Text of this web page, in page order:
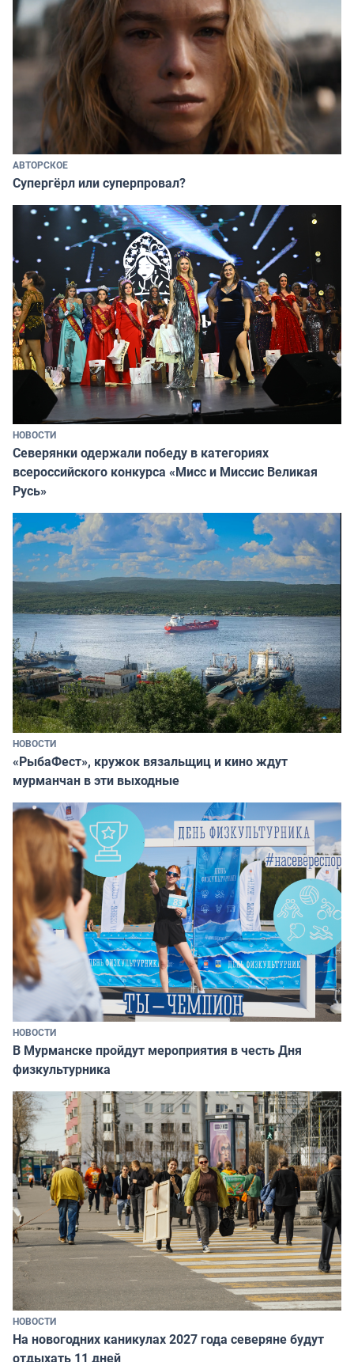
АВТОРСКОЕ
Супергёрл или суперпровал?
НОВОСТИ
Северянки одержали победу в категориях
всероссийского конкурса «Мисс и Миссис Великая
Русь»
НОВОСТИ
«РыбаФест», кружок вязальщиц и кино ждут
мурманчан в эти выходные
НОВОСТИ
В Мурманске пройдут мероприятия в честь Дня
физкультурника
НОВОСТИ
На новогодних каникулах 2027 года северяне будут
отдыхать 11 дней